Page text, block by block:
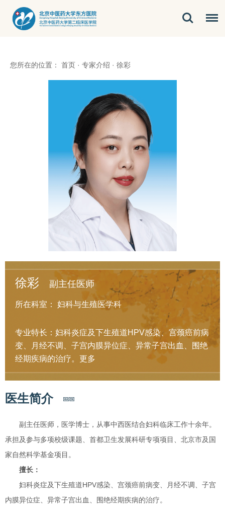
您所在的位置： 首页 · 专家介绍 · 徐彩
徐彩 副主任医师
所在科室： 妇科与生殖医学科
专业特长：妇科炎症及下生殖道HPV感染、宫颈癌前病
变、月经不调、子宫内膜异位症、异常子宫出血、围绝
经期疾病的治疗。 更多
医生简介
副主任医师，医学博士，从事中西医结合妇科临床工作十余年。
承担及参与多项校级课题、首都卫生发展科研专项项目、北京市及国
家自然科学基金项目。
擅长：
妇科炎症及下生殖道HPV感染、宫颈癌前病变、月经不调、子宫
内膜异位症、异常子宫出血、围绝经期疾病的治疗。